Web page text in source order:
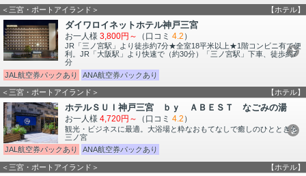
＜三宮・ポートアイランド＞ 【ホテル】
ダイワロイネットホテル神戸三宮
お一人様 3,800円～ （口コミ 4.2 ）
JR「三ノ宮駅」より徒歩約7分★全室18平米以上★1階コンビニ有で便
利。JR「大阪駅」より快速で（約30分）「三ノ宮駅」下車、徒歩約7
分
JAL航空券パックあり
ANA航空券パックあり
＜三宮・ポートアイランド＞ 【ホテル】
ホテルＳＵＩ神戸三宮 ｂｙ ＡＢＥＳＴ なごみの湯
お一人様 4,720円～ （口コミ 4.2 ）
観光・ビジネスに最適。大浴場と粋なおもてなしで癒しのひとときを
三ノ宮
JAL航空券パックあり
ANA航空券パックあり
＜三宮・ポートアイランド＞ 【ホテル】